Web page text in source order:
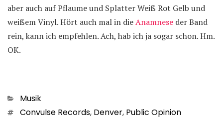
aber auch auf Pflaume und Splatter Weiß Rot Gelb und
weißem Vinyl. Hört auch mal in dieAnamnese der Band
rein, kann ich empfehlen. Ach, hab ich ja sogar schon. Hm.
OK.
Kategorien
Musik
Schlagwörter
Convulse Records, Denver, Public Opinion